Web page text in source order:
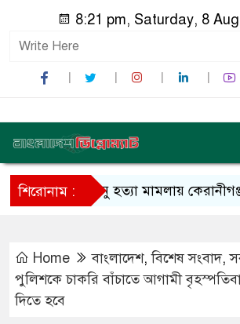
8:21 pm, Saturday, 8
শিরোনাম :তনু হত্যা মামলায় কেরানীগঞ্জ
Home বাংলাদেশ,বিশেষ সংবাদ,
পুলিশকে চাকরি বাঁচাতে আগামী
দিতে হবে